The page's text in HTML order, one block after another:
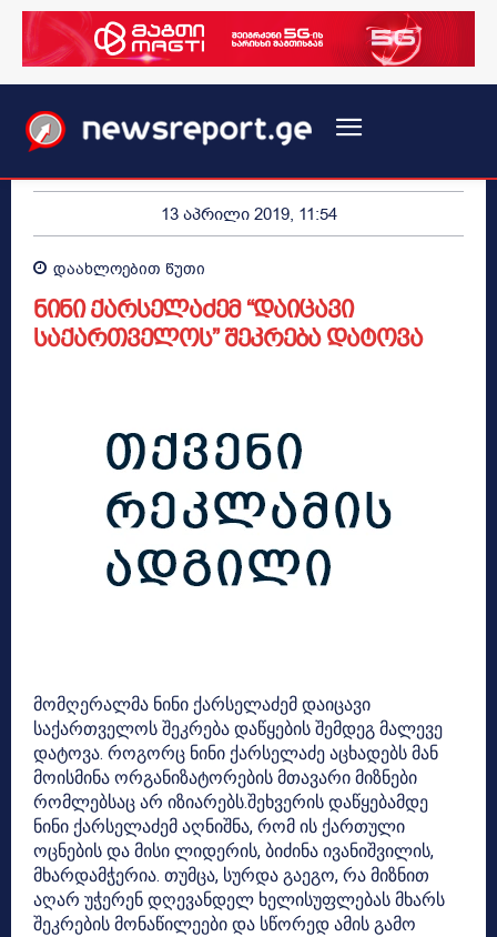
13 აპრილი 2019, 11:54
დაახლოებით წუთი
ნინი ქარსელაძემ “დაიცავი
საქართველოს” შეკრება დატოვა
მომღერალმა ნინი ქარსელაძემ დაიცავი
საქართველოს შეკრება დაწყების შემდეგ მალევე
დატოვა. როგორც ნინი ქარსელაძე აცხადებს მან
მოისმინა ორგანიზატორების მთავარი მიზნები
რომლებსაც არ იზიარებს.შეხვერის დაწყებამდე
ნინი ქარსელაძემ აღნიშნა, რომ ის ქართული
ოცნების და მისი ლიდერის, ბიძინა ივანიშვილის,
მხარდამჭერია. თუმცა, სურდა გაეგო, რა მიზნით
აღარ უჭერენ დღევანდელ ხელისუფლებას მხარს
შეკრების მონაწილეები და სწორედ ამის გამო